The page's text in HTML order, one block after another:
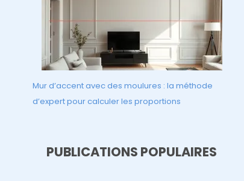
Mur d’accent avec des moulures : la méthode
d’expert pour calculer les proportions
PUBLICATIONS POPULAIRES